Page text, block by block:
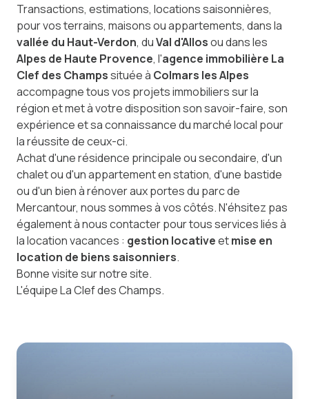
Transactions, estimations, locations saisonnières,
pour vos terrains, maisons ou appartements, dans la
vallée du Haut-Verdon, duVal d'Allosou dans les
Alpes de Haute Provence, l'agence immobilière La
Clef des Champssituée à Colmars les Alpes
accompagne tous vos projets immobiliers sur la
région et met à votre disposition son savoir-faire, son
expérience et sa connaissance du marché local pour
la réussite de ceux-ci.
Achat d'une résidence principale ou secondaire, d'un
chalet ou d'un appartement en station, d'une bastide
ou d'un bien à rénover aux portes du parc de
Mercantour, nous sommes à vos côtés. N'éhsitez pas
également à nous contacter pour tous services liés à
la location vacances : gestion locativeetmise en
location de biens saisonniers.
Bonne visite sur notre site.
L'équipe La Clef des Champs.